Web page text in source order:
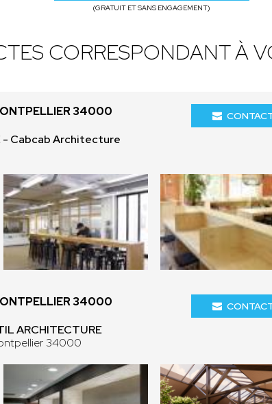
(GRATUIT ET SANS ENGAGEMENT)
CORRESPONDANT À
34000
- Cabcab Architecture
34000
ARCHITECTURE
34000